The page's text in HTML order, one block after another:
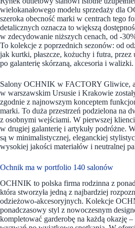
wielokanałowego modelu sprzedaży dla
szeroka obecność marki w centrach tego
detalicznych oznacza to większą
w zdecydowanie niższych cenach, od -
To kolekcje z poprzednich sezonów: od
jak kurtki, płaszcze, kożuchy i futra, przez
po galanterię skórzaną, akcesoria i walizki.
Salony OCHNIK w FACTORY Gliwice,
w warszawskim Ursusie i Krakowie
zgodnie z najnowszym konceptem
marki. To duża przestrzeń podzielona na
z osobnymi wejściami. W pierwszej
w drugiej galanterię i artykuły podróżne.
są w minimalistycznej, eleganckiej
wysokiej jakości materiałów i neutralnej
Ochnik ma w portfolio 140 salonów
OCHNIK to polska firma rodzinna z
która stworzyła jedną z najbardziej
odzieżowo-akcesoryjnych. Kolekcje
ponadczasowy styl z nowoczesnym
kompletować garderobę na każdą okazję